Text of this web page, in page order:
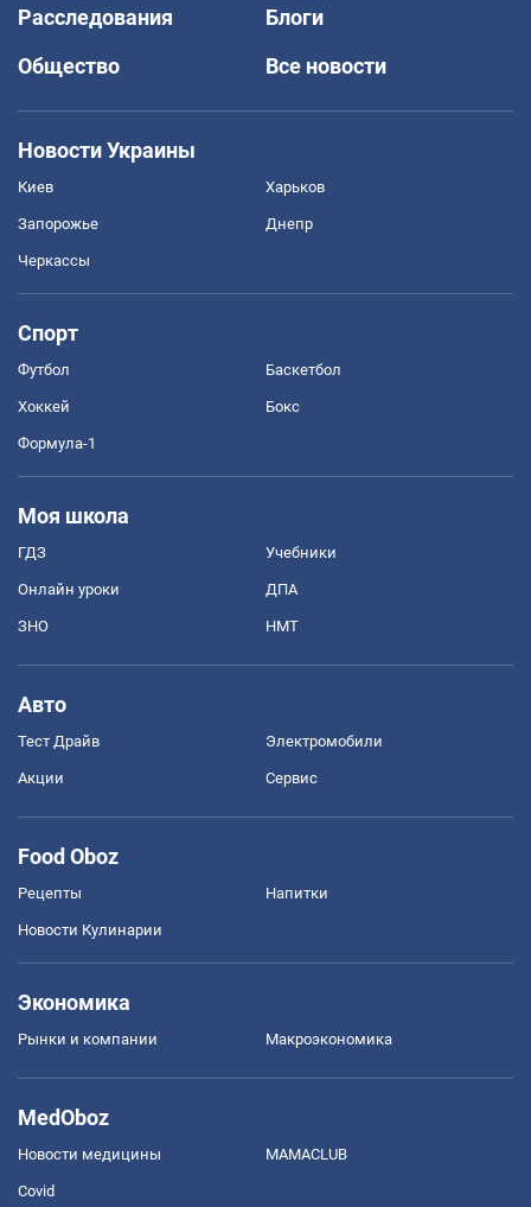
Расследования
Блоги
Общество
Все новости
Новости Украины
Киев Харьков
Запорожье Днепр
Черкассы
Спорт
Футбол Баскетбол
Хоккей Бокс
Формула-1
Моя школа
ГДЗ Учебники
Онлайн уроки ДПА
ЗНО НМТ
Авто
Тест Драйв Электромобили
Акции Сервис
Food Oboz
Рецепты Напитки
Новости Кулинарии
Экономика
Рынки и компании Mакроэкономика
MedOboz
Новости медицины MAMACLUB
Covid